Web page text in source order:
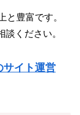
豊富です。
ください。
サイト運営